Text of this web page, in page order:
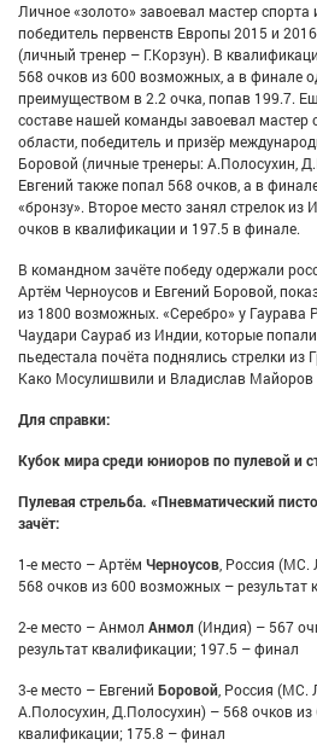
Личное «золото» завоевал мастер спорта
победитель первенств Европы 2015 и
(личный тренер – Г.Корзун). В
568 очков из 600 возможных, а в финале
преимуществом в 2.2 очка, попав 199.7.
составе нашей команды завоевал мастер
области, победитель и призёр
Боровой (личные тренеры: А.Полосухин,
Евгений также попал 568 очков, а в
«бронзу». Второе место занял стрелок
очков в квалификации и 197.5 в финале.
В командном зачёте победу одержали
Артём Черноусов и Евгений Боровой,
из 1800 возможных. «Серебро» у
Чаудари Саураб из Индии, которые
пьедестала почёта поднялись стрелки
Како Мосулишвили и Владислав Майоров
Для справки:
Кубок мира среди юниоров по пулевой и
Пулевая стрельба. «Пневматический
зачёт:
1-е место – Артём Черноусов, Россия (МС.
568 очков из 600 возможных –
2-е место – Анмол Анмол(Индия) – 567
результат квалификации; 197.5 – финал
3-е место – Евгений Боровой, Россия (МС.
А.Полосухин, Д.Полосухин) – 568 очков
квалификации; 175.8 – финал